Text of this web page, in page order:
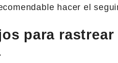
hacer el
para